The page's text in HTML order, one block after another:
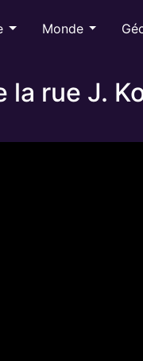
Monde
la rue J.